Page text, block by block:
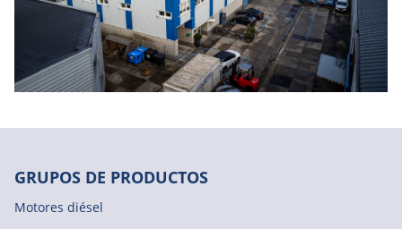
GRUPOS DE PRODUCTOS
Motores diésel